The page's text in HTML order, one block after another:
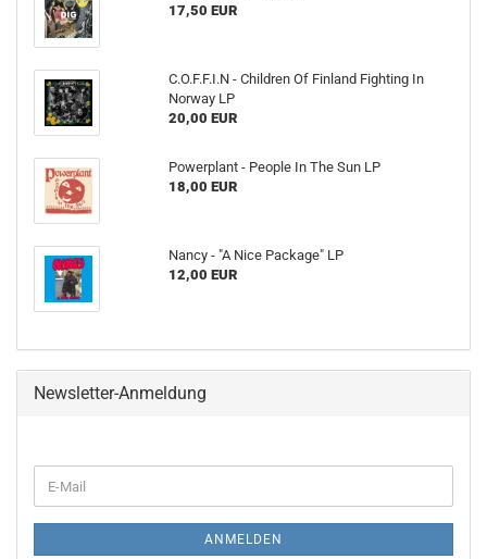
17,50 EUR
C.O.F.F.I.N - Children Of Finland Fighting In
Norway LP
20,00 EUR
Powerplant - People In The Sun LP
18,00 EUR
Nancy - "A Nice Package" LP
12,00 EUR
Newsletter-Anmeldung
ZUR
E-
Mail
ANMELDEN